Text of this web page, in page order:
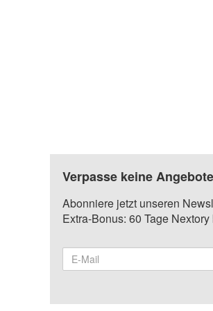
Verpasse keine
Abonniere jetzt unseren
Extra-Bonus: 60 Tage